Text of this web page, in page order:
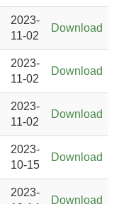
2023-
11-02
Download
2023-
11-02
Download
2023-
11-02
Download
2023-
10-15
Download
2023-
Download